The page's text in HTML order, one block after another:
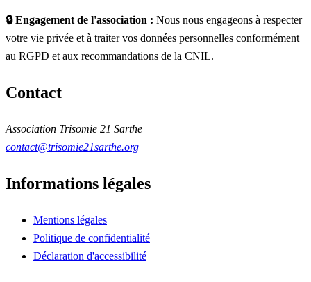
🔒 Engagement de l'association : Nous nous engageons à respecter
votre vie privée et à traiter vos données personnelles conformément
au RGPD et aux recommandations de la CNIL.
Contact
Association Trisomie 21 Sarthe
contact@trisomie21sarthe.org
Informations légales
Mentions légales
Politique de confidentialité
Déclaration d'accessibilité